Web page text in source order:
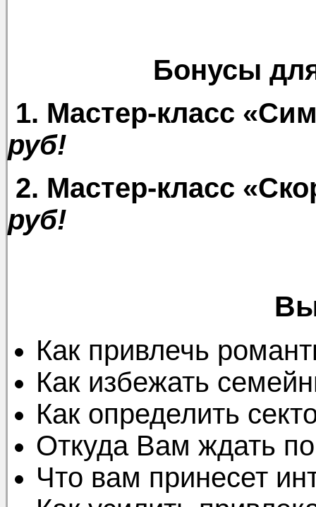
Бонусы
1. Мастер-класс
руб!
2. Мастер-класс
руб!
Как привлечь
Как избежать
Как определить
Откуда Вам ждать
Что вам принесет